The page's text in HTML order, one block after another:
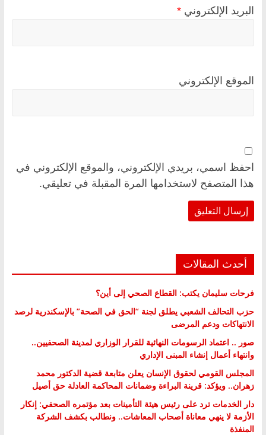
البريد الإلكتروني *
الموقع الإلكتروني
احفظ اسمي، بريدي الإلكتروني، والموقع الإلكتروني في
هذا المتصفح لاستخدامها المرة المقبلة في تعليقي.
أحدث المقالات
فرحات سليمان يكتب: القطاع الصحي إلى أين؟
حزب التحالف الشعبي يطلق لجنة “الحق في الصحة” بالإسكندرية لرصد
الانتهاكات ودعم المرضى
صور .. اعتماد الرسومات النهائية للقرار الوزاري لمدينة الصحفيين..
وانتهاء أعمال إنشاء المبنى الإداري
المجلس القومي لحقوق الإنسان يعلن متابعة قضية الدكتور محمد
زهران.. ويؤكد: قرينة البراءة وضمانات المحاكمة العادلة حق أصيل
دار الخدمات ترد على رئيس هيئة التأمينات بعد مؤتمره الصحفي: إنكار
الأزمة لا ينهي معاناة أصحاب المعاشات.. ونطالب بكشف الشركة
المنفذة